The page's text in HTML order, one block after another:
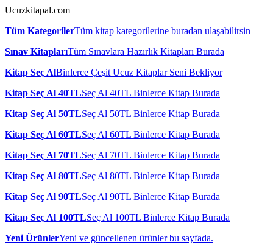
Ucuzkitapal.com
Tüm KategorilerTüm kitap kategorilerine buradan ulaşabilirsin
Sınav KitaplarıTüm Sınavlara Hazırlık Kitapları Burada
Kitap Seç AlBinlerce Çeşit Ucuz Kitaplar Seni Bekliyor
Kitap Seç Al 40TLSeç Al 40TL Binlerce Kitap Burada
Kitap Seç Al 50TLSeç Al 50TL Binlerce Kitap Burada
Kitap Seç Al 60TLSeç Al 60TL Binlerce Kitap Burada
Kitap Seç Al 70TLSeç Al 70TL Binlerce Kitap Burada
Kitap Seç Al 80TLSeç Al 80TL Binlerce Kitap Burada
Kitap Seç Al 90TLSeç Al 90TL Binlerce Kitap Burada
Kitap Seç Al 100TLSeç Al 100TL Binlerce Kitap Burada
Yeni ÜrünlerYeni ve güncellenen ürünler bu sayfada.